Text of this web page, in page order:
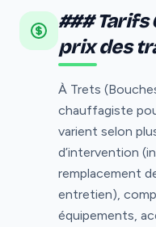
### Tarifs
prix des
À Trets
chauffagiste
varient selon
d’intervention
remplacement
entretien),
équipements,